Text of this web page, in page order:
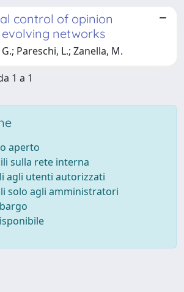
control of opinion
networks
Pareschi, L.; Zanella, M.
1 a 1
aperto
sulla rete interna
agli utenti autorizzati
solo agli amministratori